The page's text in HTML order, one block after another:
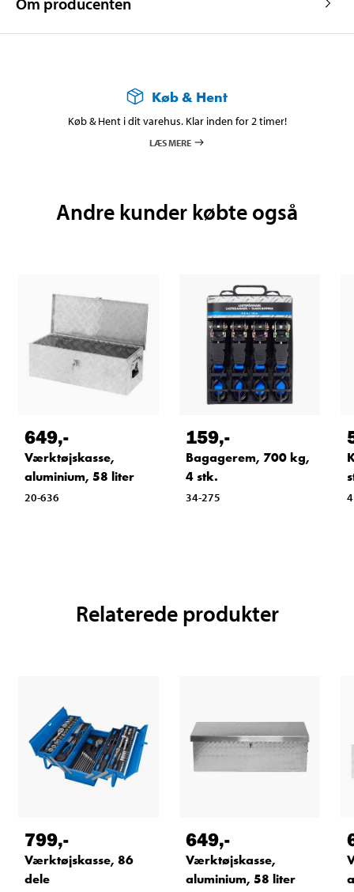
Køb & Hent
Køb & Hent i dit varehus. Klar inden for 2 timer!
LÆS MERE
Andre kunder købte også
649,-
Værktøjskasse,
aluminium, 58 liter
20-636
159,-
Bagagerem, 700 kg,
4 stk.
34-275
Relaterede produkter
799,-
Værktøjskasse, 86
dele
649,-
Værktøjskasse,
aluminium, 58 liter